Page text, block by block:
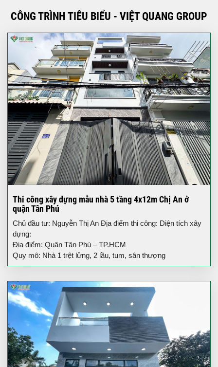
CÔNG TRÌNH TIÊU BIỂU - VIỆT QUANG GROUP
Thi công xây dựng mẫu nhà 5 tầng 4x12m Chị An ở
quận Tân Phú
Chủ đầu tư: Nguyễn Thị An Địa điểm thi công: Diện tích xây
dựng:
Địa điểm: Quận Tân Phú – TP.HCM
Quy mô: Nhà 1 trệt lửng, 2 lầu, tum, sân thượng